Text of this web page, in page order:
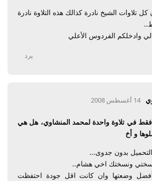
تلاوات الشيخ نادرة كذالك هذه التلاوة نادرة
وادخلكم الفردوس الأعلي
يرد
14 أغسطس 2008
في تلاوة واحدة لمحمد المنشاوي، هل هي
و أخ
التحميل بدون جدوى...
نسختي ونسختك اخي هشام..
وضعتها وان كانت اقل جودة احتفظت